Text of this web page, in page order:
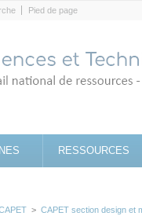
Pied de page
RESSOURCES
> CAPET section design et